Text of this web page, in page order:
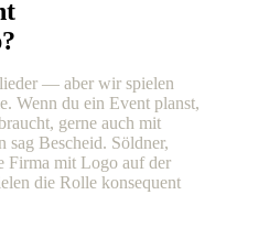
— aber wir spielen
Wenn du ein Event planst,
gerne auch mit
Bescheid. Söldner,
Firma mit Logo auf der
die Rolle konsequent